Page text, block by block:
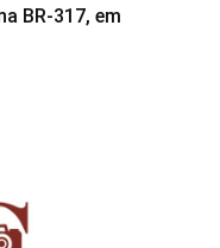
BR-317, em